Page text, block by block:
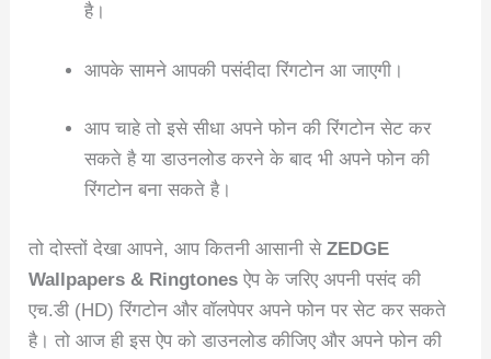
है।
आपके सामने आपकी पसंदीदा रिंगटोन आ जाएगी।
आप चाहे तो इसे सीधा अपने फोन की रिंगटोन सेट कर
सकते है या डाउनलोड करने के बाद भी अपने फोन की
रिंगटोन बना सकते है।
तो दोस्तों देखा आपने, आप कितनी आसानी सेZEDGE
Wallpapers & Ringtones ऐप के जरिए अपनी पसंद की
एच.डी (HD) रिंगटोन और वॉलपेपर अपने फोन पर सेट कर सकते
है। तो आज ही इस ऐप को डाउनलोड कीजिए और अपने फोन की